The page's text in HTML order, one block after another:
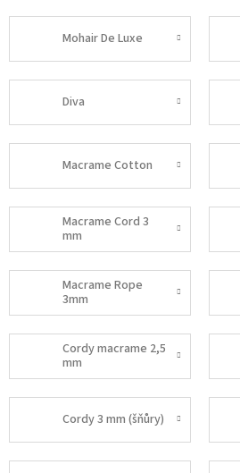
Mohair De Luxe
Diva
Macrame Cotton
Macrame Cord 3
mm
Macrame Rope
3mm
Cordy macrame 2,5
mm
Cordy 3 mm (šňůry)